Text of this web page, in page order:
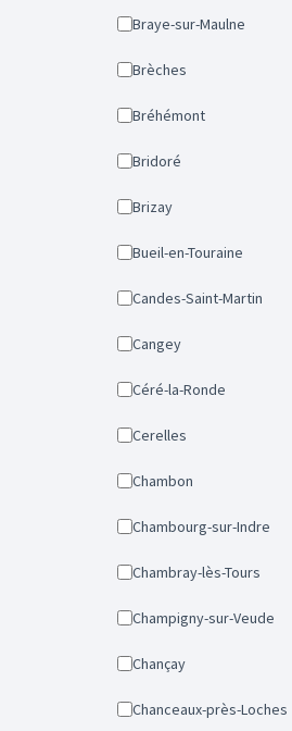
Braye-sur-Maulne
Brèches
Bréhémont
Bridoré
Brizay
Bueil-en-Touraine
Candes-Saint-Martin
Cangey
Céré-la-Ronde
Cerelles
Chambon
Chambourg-sur-Indre
Chambray-lès-Tours
Champigny-sur-Veude
Chançay
Chanceaux-près-Loches